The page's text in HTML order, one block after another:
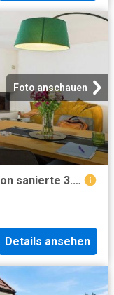
Foto anschauen
Attraktives Renditeobjekt in Dietikon sanierte 3.5 Zimmer Wohnung mit Atelier
Details ansehen